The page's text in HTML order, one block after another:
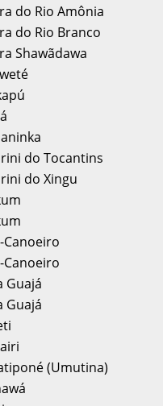
do Rio Amônia
do Rio Branco
Shawãdawa
do Tocantins
do Xingu
Canoeiro
Canoeiro
Guajá
Guajá
(Umutina)